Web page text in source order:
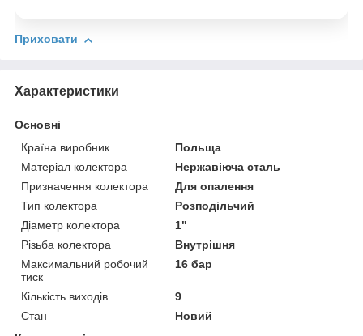
Приховати
Характеристики
Основні
Країна виробник
Польща
Матеріал колектора
Нержавіюча сталь
Призначення колектора
Для опалення
Тип колектора
Розподільчий
Діаметр колектора
1"
Різьба колектора
Внутрішня
Максимальний робочий
тиск
16 бар
Кількість виходів
9
Стан
Новий